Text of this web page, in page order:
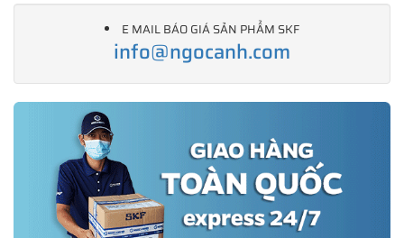
E MAIL BÁO GIÁ SẢN PHẨM SKF
info@ngocanh.com